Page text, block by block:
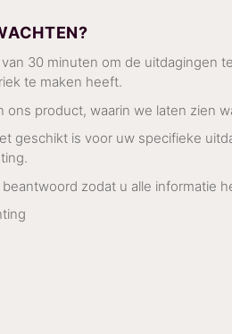
30 minuten om de uitdagingen
te maken heeft.
ons product, waarin we laten zien
geschikt is voor uw specifieke
zodat u alle informatie